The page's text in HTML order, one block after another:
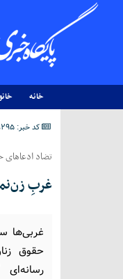
خانه
کد خبر: 18295
تضاد ادعاهای
غربِ
غربی‌ها
حقوق